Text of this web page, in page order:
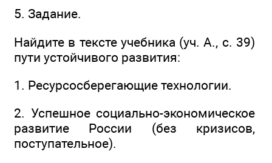
5. Задание.
Найдите в тексте учебника (уч. А., с. 39)
пути устойчивого развития:
1. Ресурсосберегающие технологии.
2. Успешное социально-экономическое
развитие России (без кризисов,
поступательное).